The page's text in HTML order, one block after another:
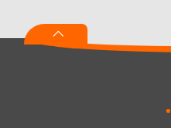
سبد